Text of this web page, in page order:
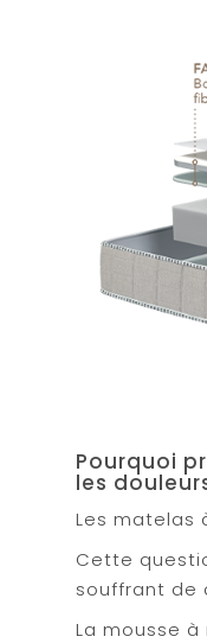
Pourquoi
les
Les matelas
Cette
souffrant de
La mousse